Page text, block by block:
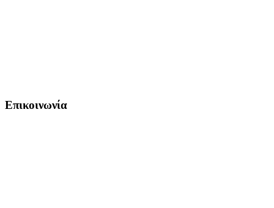
Επικοινωνία